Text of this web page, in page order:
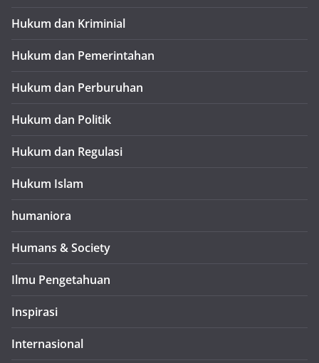
Hukum dan Kriminial
Hukum dan Pemerintahan
Hukum dan Perburuhan
Hukum dan Politik
Hukum dan Regulasi
Hukum Islam
humaniora
Humans & Society
Ilmu Pengetahuan
Inspirasi
Internasional